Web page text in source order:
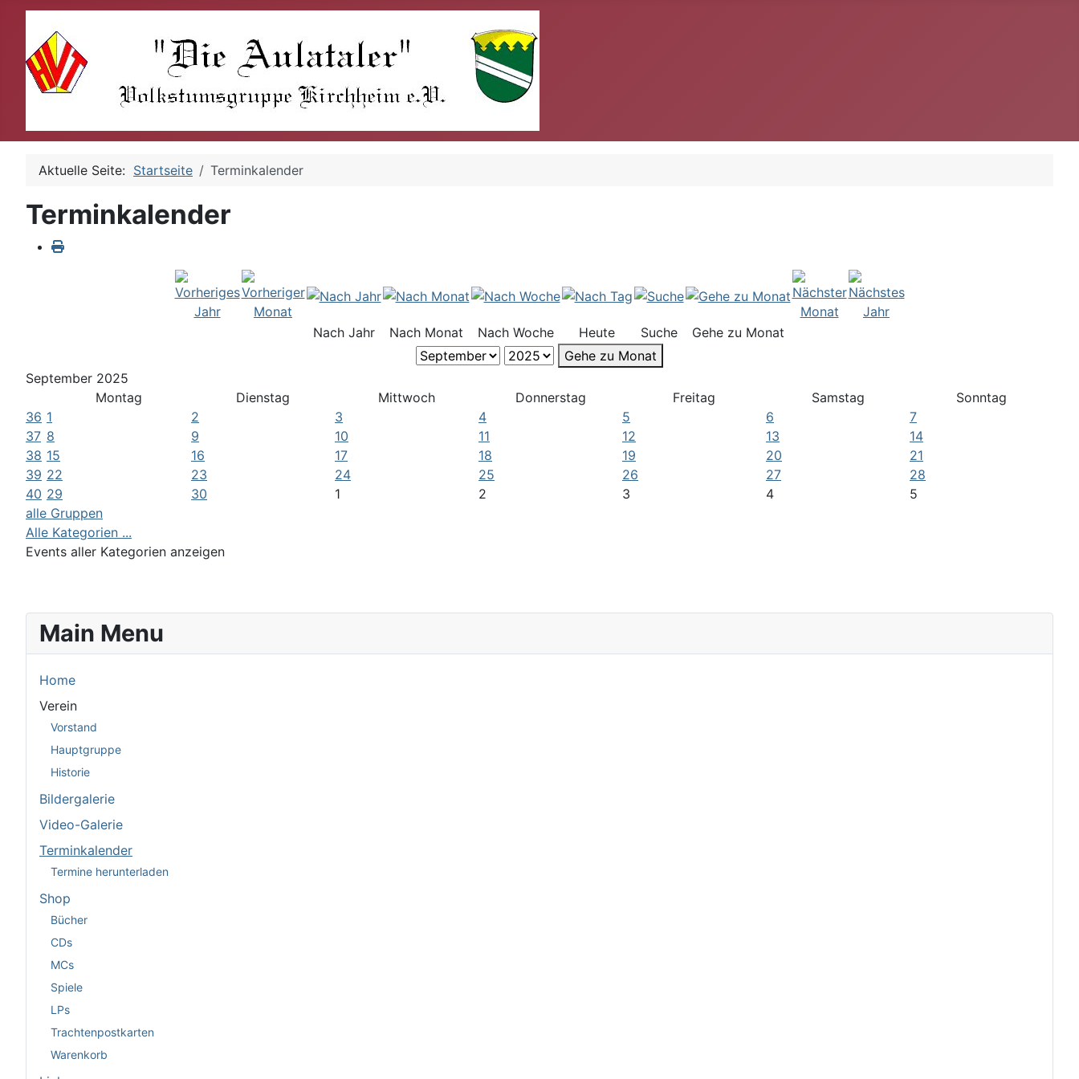
Aktuelle Seite: Startseite Terminkalender
Terminkalender
Nach Jahr Nach Monat Nach Woche Heute Suche
Gehe zu Monat
Gehe zu Monat
September 2025
Montag
Dienstag Mittwoch Donnerstag Freitag Samstag
Sonntag
36 1 2 3 4 5 6
7
37 8 9 10 11 12 13
14
38 15 16 17 18 19 20
21
39 22 23 24 25 26 27
28
40 29 30 1 2 3 4
5
alle Gruppen
Alle Kategorien ...
Events aller Kategorien anzeigen
Main Menu
Home
Verein
Vorstand
Hauptgruppe
Historie
Bildergalerie
Video-Galerie
Terminkalender
Termine herunterladen
Shop
Bücher
CDs
MCs
Spiele
LPs
Trachtenpostkarten
Warenkorb